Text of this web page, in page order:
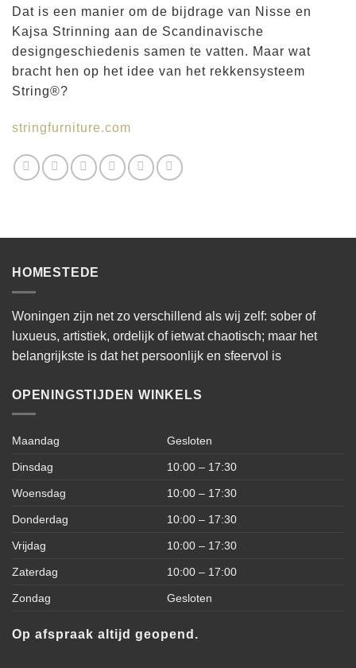
Dat is een manier om de bijdrage van Nisse en
Kajsa Strinning aan de Scandinavische
designgeschiedenis samen te vatten. Maar wat
bracht hen op het idee van het rekkensysteem
String®?
stringfurniture.com
HOMESTEDE
Woningen zijn net zo verschillend als wij zelf: sober of
luxueus, artistiek, ordelijk of ietwat chaotisch; maar het
belangrijkste is dat het persoonlijk en sfeervol is
OPENINGSTIJDEN WINKELS
Maandag Gesloten
Dinsdag 10:00 – 17:30
Woensdag 10:00 – 17:30
Donderdag 10:00 – 17:30
Vrijdag 10:00 – 17:30
Zaterdag 10:00 – 17:00
Zondag Gesloten
Op afspraak altijd geopend.